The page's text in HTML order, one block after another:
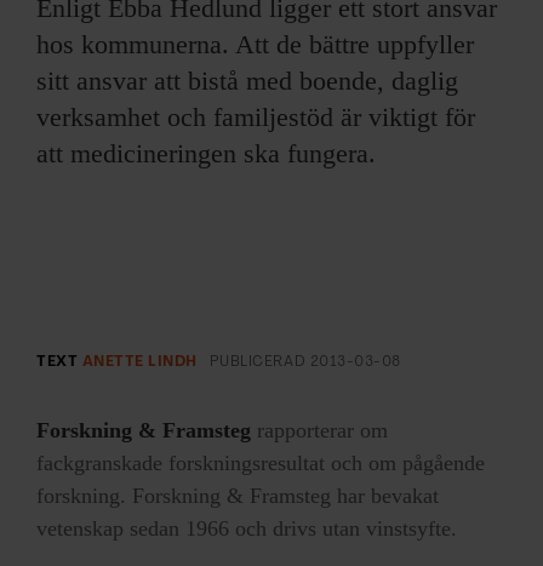
Enligt Ebba Hedlund ligger ett stort ansvar
hos kommunerna. Att de bättre uppfyller
sitt ansvar att bistå med boende, daglig
verksamhet och familjestöd är viktigt för
att medicineringen ska fungera.
TEXT ANETTE LINDH PUBLICERAD 2013-03-08
Forskning & Framsteg rapporterar om
fackgranskade forskningsresultat och om pågående
forskning. Forskning & Framsteg har bevakat
vetenskap sedan 1966 och drivs utan vinstsyfte.